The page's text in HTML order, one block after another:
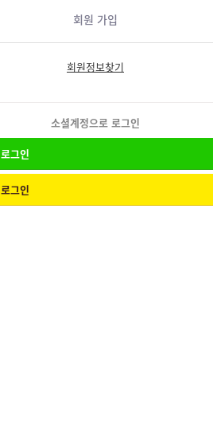
회원 가입
회원정보찾기
소셜계정으로 로그인
로그인
로그인